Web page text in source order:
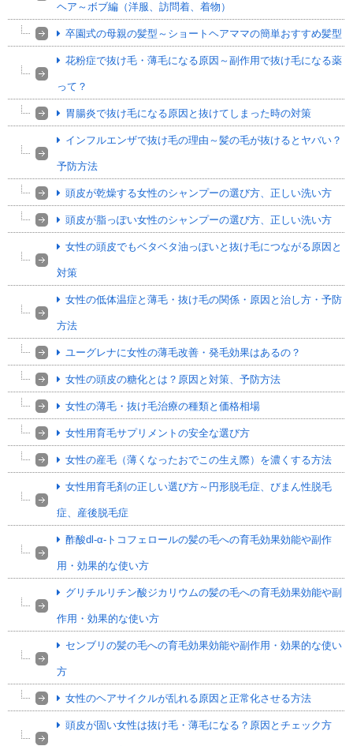
ヘア～ボブ編（洋服、訪問着、着物）
卒園式の母親の髪型～ショートヘアママの簡単おすすめ髪型
花粉症で抜け毛・薄毛になる原因～副作用で抜け毛になる薬
って？
胃腸炎で抜け毛になる原因と抜けてしまった時の対策
インフルエンザで抜け毛の理由～髪の毛が抜けるとヤバい？
予防方法
頭皮が乾燥する女性のシャンプーの選び方、正しい洗い方
頭皮が脂っぽい女性のシャンプーの選び方、正しい洗い方
女性の頭皮でもベタベタ油っぽいと抜け毛につながる原因と
対策
女性の低体温症と薄毛・抜け毛の関係・原因と治し方・予防
方法
ユーグレナに女性の薄毛改善・発毛効果はあるの？
女性の頭皮の糖化とは？原因と対策、予防方法
女性の薄毛・抜け毛治療の種類と価格相場
女性用育毛サプリメントの安全な選び方
女性の産毛（薄くなったおでこの生え際）を濃くする方法
女性用育毛剤の正しい選び方～円形脱毛症、びまん性脱毛
症、産後脱毛症
酢酸dl-α-トコフェロールの髪の毛への育毛効果効能や副作
用・効果的な使い方
グリチルリチン酸ジカリウムの髪の毛への育毛効果効能や副
作用・効果的な使い方
センブリの髪の毛への育毛効果効能や副作用・効果的な使い
方
女性のヘアサイクルが乱れる原因と正常化させる方法
頭皮が固い女性は抜け毛・薄毛になる？原因とチェック方